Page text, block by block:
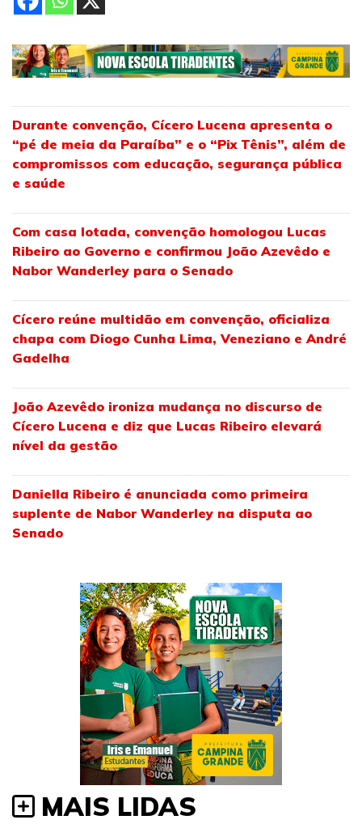
Durante convenção, Cícero Lucena apresenta o
“pé de meia da Paraíba” e o “Pix Tênis”, além de
compromissos com educação, segurança pública
e saúde
Com casa lotada, convenção homologou Lucas
Ribeiro ao Governo e confirmou João Azevêdo e
Nabor Wanderley para o Senado
Cícero reúne multidão em convenção, oficializa
chapa com Diogo Cunha Lima, Veneziano e André
Gadelha
João Azevêdo ironiza mudança no discurso de
Cícero Lucena e diz que Lucas Ribeiro elevará
nível da gestão
Daniella Ribeiro é anunciada como primeira
suplente de Nabor Wanderley na disputa ao
Senado
MAIS LIDAS